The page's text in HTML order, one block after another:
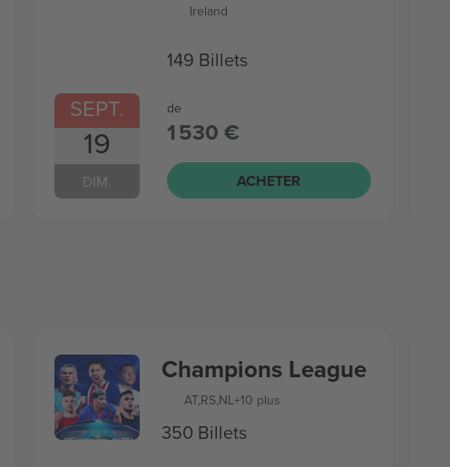
SEPT.
19
DIM.
Ireland
149 Billets
de
1 530 €
ACHETER
Champions League
AT,RS,NL+10 plus
350 Billets